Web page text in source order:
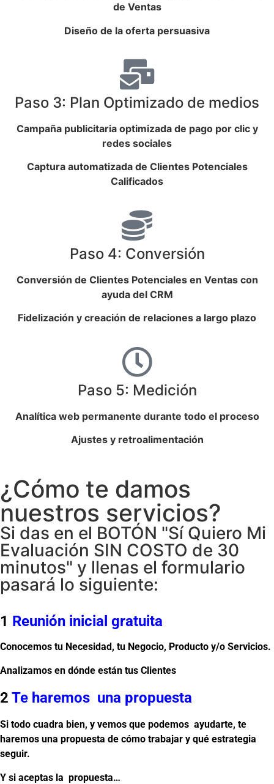
de Ventas
Diseño de la oferta persuasiva
Paso 3: Plan Optimizado de medios
Campaña publicitaria optimizada de pago por clic y
redes sociales
Captura automatizada de Clientes Potenciales
Calificados
Paso 4: Conversión
Conversión de Clientes Potenciales en Ventas con
ayuda del CRM
Fidelización y creación de relaciones a largo plazo
Paso 5: Medición
Analítica web permanente durante todo el proceso
Ajustes y retroalimentación
¿Cómo te damos
nuestros servicios?
Si das en el BOTÓN "Sí Quiero Mi
Evaluación SIN COSTO de 30
minutos" y llenas el formulario
pasará lo siguiente:
1 Reunión inicial gratuita
Conocemos tu Necesidad, tu Negocio, Producto y/o Servicios.
Analizamos en dónde están tus Clientes
2 Te haremos una propuesta
Si todo cuadra bien, y vemos que podemos ayudarte, te
haremos una propuesta de cómo trabajar y qué estrategia
seguir.
Y si aceptas la propuesta…